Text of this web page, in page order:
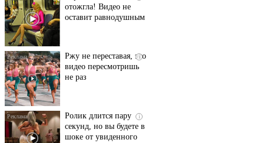
оставит равнодушным
видео пересмотришь
не раз
секунд, но вы будете в
шоке от увиденного